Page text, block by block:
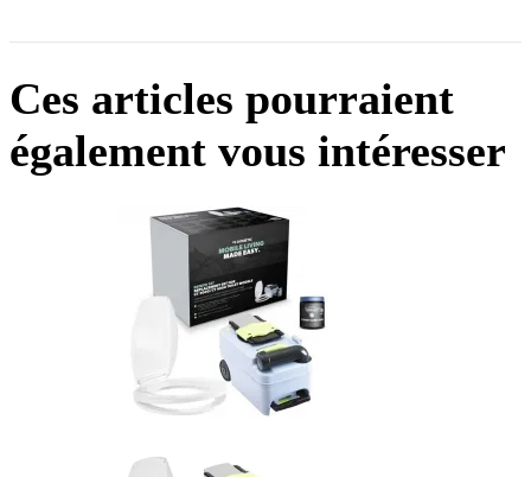
Ces articles pourraient
également vous intéresser